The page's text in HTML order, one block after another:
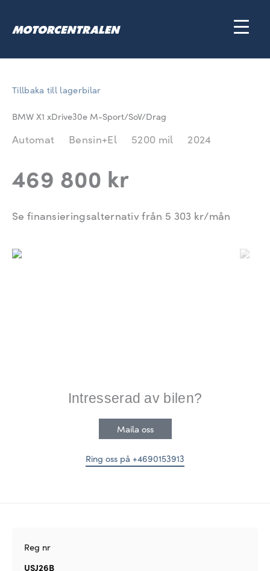
innehåll
Tillbaka till lagerbilar
Intresserad av bilen?
Maila oss
Ring oss på +4690153913
BMW X1 xDrive30e M-Sport/SoV/Drag
Automat Bensin+El 5200 mil 2024
469 800 kr
Se finansieringsalternativ från 5 303 kr/mån
Reg nr
USJ26B